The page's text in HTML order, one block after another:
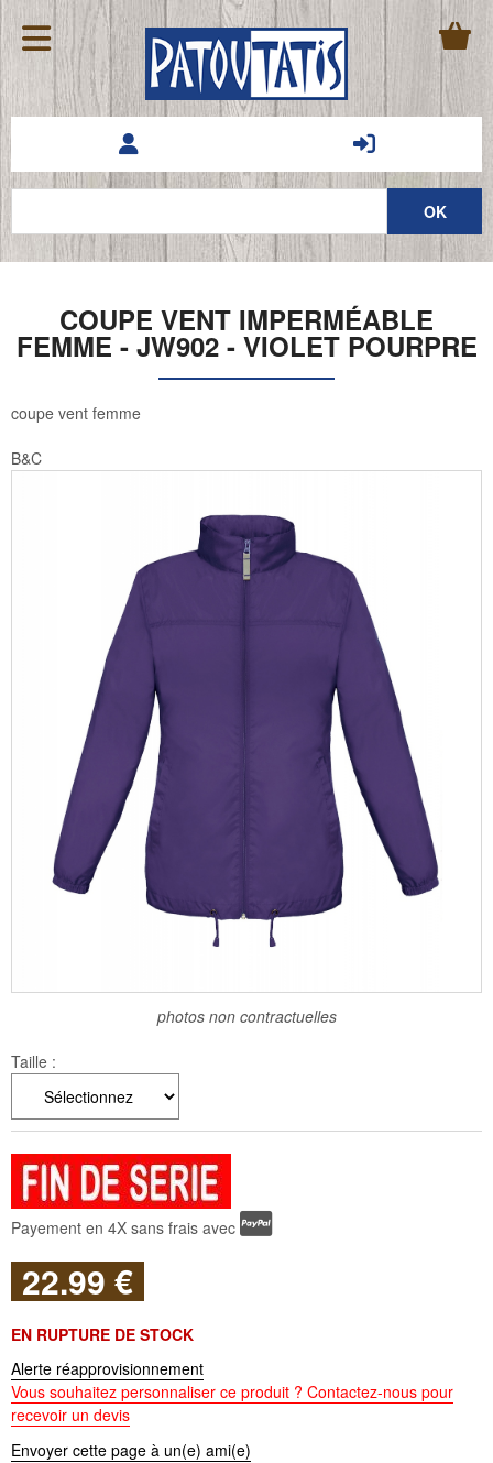
COUPE VENT IMPERMÉABLE
FEMME - JW902 - VIOLET POURPRE
coupe vent femme
B&C
photos non contractuelles
Taille :
Payement en 4X sans frais avec
22.99 €
EN RUPTURE DE STOCK
Alerte réapprovisionnement
Vous souhaitez personnaliser ce produit ? Contactez-nous pour
recevoir un devis
Envoyer cette page à un(e) ami(e)